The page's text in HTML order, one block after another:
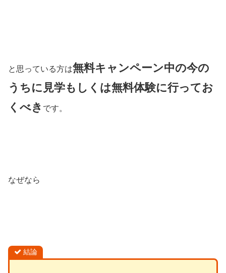
と思っている方は無料キャンペーン中の今の
うちに見学もしくは無料体験に行ってお
くべき です。
なぜなら
結論